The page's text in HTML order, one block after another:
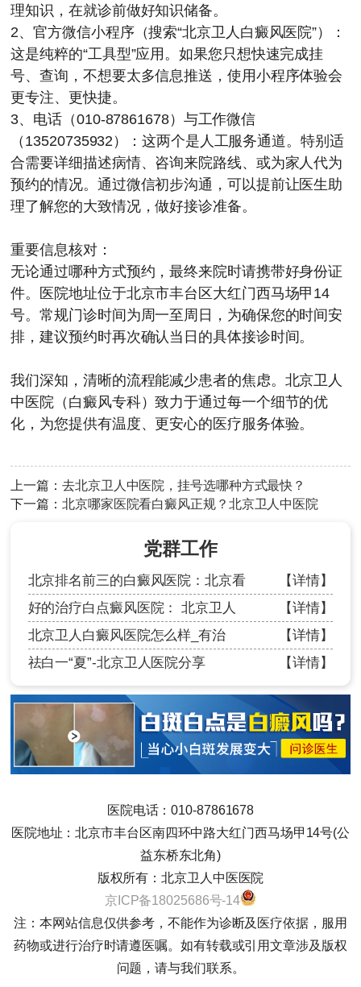
理知识，在就诊前做好知识储备。
2、官方微信小程序（搜索“北京卫人白癜风医院”）：
这是纯粹的“工具型”应用。如果您只想快速完成挂
号、查询，不想要太多信息推送，使用小程序体验会
更专注、更快捷。
3、电话（010-87861678）与工作微信
（ 13520735932）：这两个是人工服务通道。特别适
合需要详细描述病情、咨询来院路线、或为家人代为
预约的情况。通过微信初步沟通，可以提前让医生助
理了解您的大致情况，做好接诊准备。
重要信息核对：
无论通过哪种方式预约，最终来院时请携带好身份证
件。医院地址位于北京市丰台区大红门西马场甲14
号。常规门诊时间为周一至周日，为确保您的时间安
排，建议预约时再次确认当日的具体接诊时间。
我们深知，清晰的流程能减少患者的焦虑。北京卫人
中医院（白癜风专科）致力于通过每一个细节的优
化，为您提供有温度、更安心的医疗服务体验。
上一篇：去北京卫人中医院，挂号选哪种方式最快？
下一篇：北京哪家医院看白癜风正规？北京卫人中医院
党群工作
北京排名前三的白癜风医院：北京看
【详情】
好的治疗白点癜风医院： 北京卫人
【详情】
北京卫人白癜风医院怎么样_有治
【详情】
祛白一“夏”-北京卫人医院分享
【详情】
医院电话：010-87861678
医院地址：北京市丰台区南四环中路大红门西马场甲14号(公
益东桥东北角)
版权所有：北京卫人中医医院
京ICP备18025686号-14
注：本网站信息仅供参考，不能作为诊断及医疗依据，服用
药物或进行治疗时请遵医嘱。如有转载或引用文章涉及版权
问题，请与我们联系。